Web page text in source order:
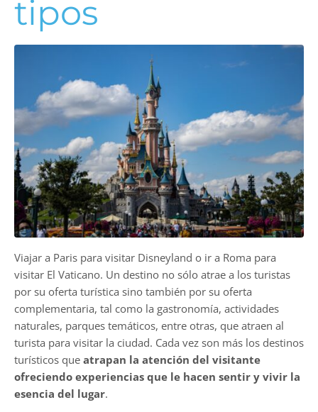
tipos
Viajar a Paris para visitar Disneyland o ir a Roma para
visitar El Vaticano. Un destino no sólo atrae a los turistas
por su oferta turística sino también por su oferta
complementaria, tal como la gastronomía, actividades
naturales, parques temáticos, entre otras, que atraen al
turista para visitar la ciudad. Cada vez son más los destinos
turísticos que atrapan la atención del visitante
ofreciendo experiencias que le hacen sentir y vivir la
esencia del lugar.